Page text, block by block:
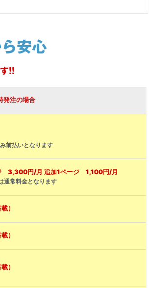
安心
!!
発注の場合
前払いとなります
3,300円/月 追加1ページ 1,100円/月
通常料金となります
）
）
）